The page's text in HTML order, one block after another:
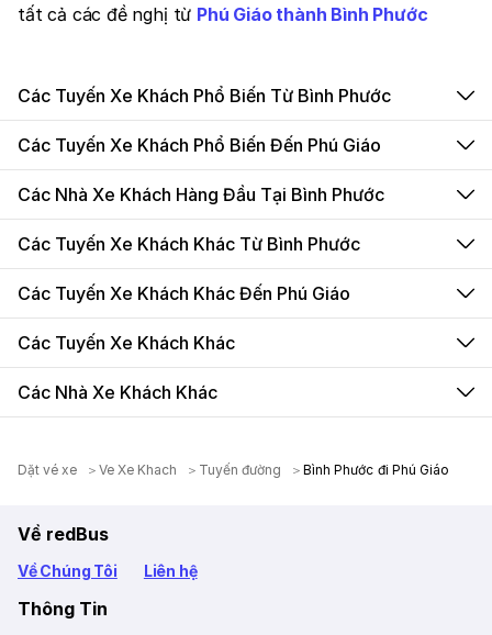
tất cả các đề nghị từ Phú Giáo thành Bình Phước
Các Tuyến Xe Khách Phổ Biến Từ Bình Phước
Các Tuyến Xe Khách Phổ Biến Đến Phú Giáo
Các Nhà Xe Khách Hàng Đầu Tại Bình Phước
Các Tuyến Xe Khách Khác Từ Bình Phước
Các Tuyến Xe Khách Khác Đến Phú Giáo
Các Tuyến Xe Khách Khác
Các Nhà Xe Khách Khác
Dặt vé xe Ve Xe Khach Tuyến đường Bình Phước đi Phú Giáo
Về redBus
Về Chúng Tôi Liên hệ
Thông Tin